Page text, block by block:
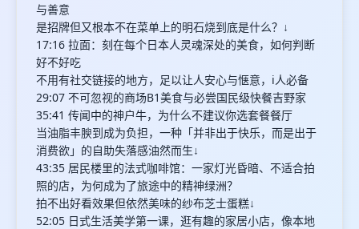
与善意
是招牌但又根本不在菜单上的明石烧到底是什么？↓
17:16 拉面：刻在每个日本人灵魂深处的美食，如何判断
好不好吃
不用有社交链接的地方，足以让人安心与惬意，i人必备
29:07 不可忽视的商场B1美食与必尝国民级快餐吉野家
35:41 传闻中的神户牛，为什么不建议你选套餐餐厅
当油脂丰腴到成为负担，一种「并非出于快乐，而是出于
消费欲」的自助失落感油然而生↓
43:35 居民楼里的法式咖啡馆：一家灯光昏暗、不适合拍
照的店，为何成为了旅途中的精神绿洲？
拍不出好看效果但依然美味的纱布芝士蛋糕↓
52:05 日式生活美学第一课，逛有趣的家居小店，像本地